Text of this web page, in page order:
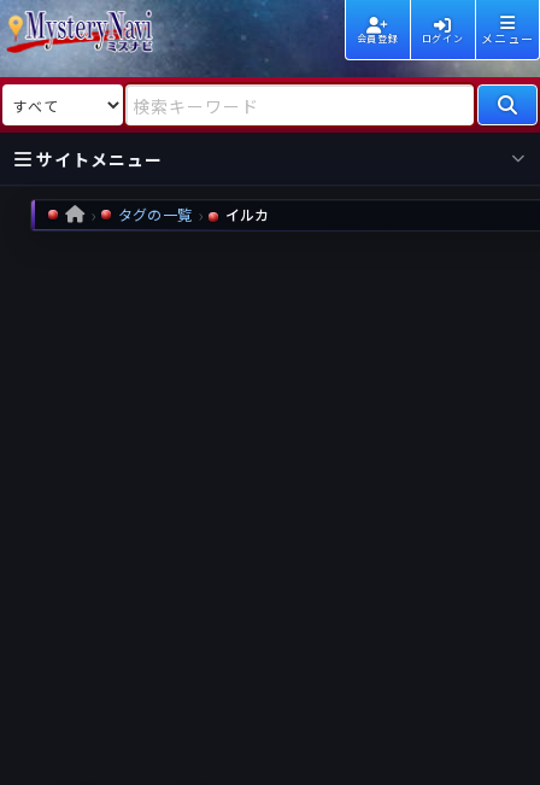
会員登録 ログイン メニュー
検索対象 検索キーワード
サイトメニュー
国内
海外
HOME タグの一覧 イルカ